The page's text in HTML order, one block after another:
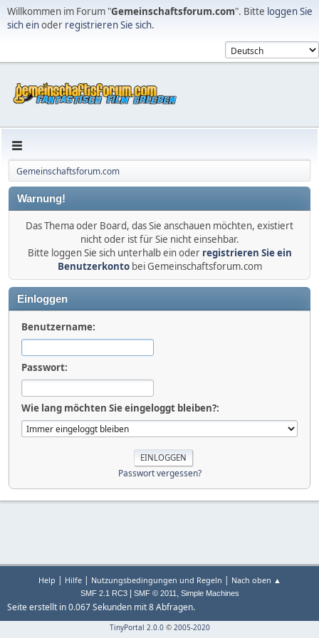
Willkommen im Forum "Gemeinschaftsforum.com". Bitte loggen Sie
sich einoder registrieren Sie sich.
Gemeinschaftsforum.com
Warnung!
Das Thema oder Board, das Sie anschauen möchten, existiert
nicht oder ist für Sie nicht einsehbar.
Bitte loggen Sie sich unterhalb ein oder registrieren Sie ein
Benutzerkontobei Gemeinschaftsforum.com
Einloggen
Benutzername:
Passwort:
Wie lang möchten Sie eingeloggt bleiben?:
Passwort vergessen?
Help | Hilfe| Nutzungsbedingungen und Regeln | Nach oben ▲
SMF 2.1 RC3| SMF © 2011, Simple Machines
Seite erstellt in 0.067 Sekunden mit 8 Abfragen.
TinyPortal 2.0.0© 2005-2020